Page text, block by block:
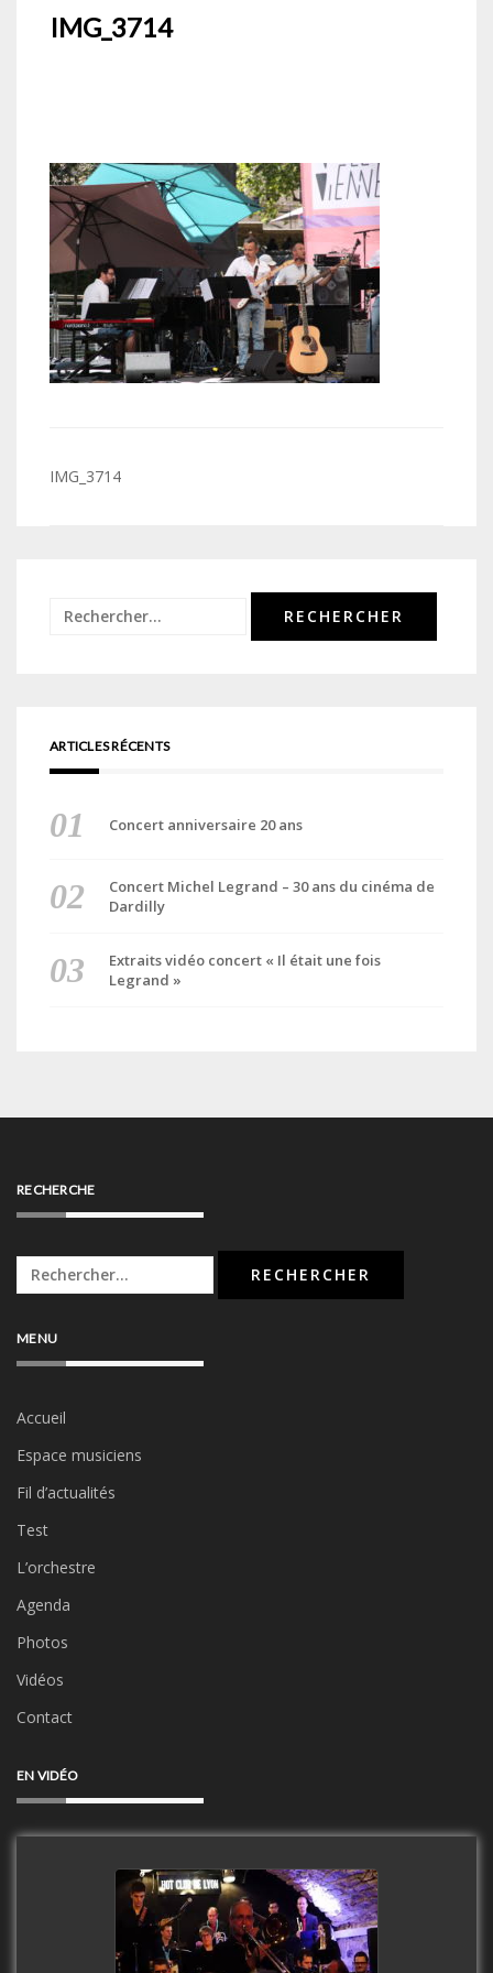
IMG_3714
Navigation
IMG_3714
Rechercher :
ARTICLES RÉCENTS
Concert anniversaire 20 ans
Concert Michel Legrand – 30 ans du cinéma de
Dardilly
Extraits vidéo concert « Il était une fois
Legrand »
RECHERCHE
Rechercher :
MENU
Accueil
Espace musiciens
Fil d’actualités
Test
L’orchestre
Agenda
Photos
Vidéos
Contact
EN VIDÉO
Clip Only Big Band 2019
watch video